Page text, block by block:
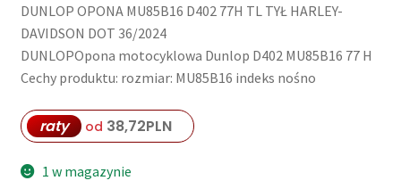
DUNLOP OPONA MU85B16 D402 77H TL TYŁ HARLEY-
DAVIDSON DOT 36/2024
DUNLOPOpona motocyklowa Dunlop D402 MU85B16 77 H
Cechy produktu: rozmiar: MU85B16 indeks nośno
raty od 38,72PLN
1 w magazynie